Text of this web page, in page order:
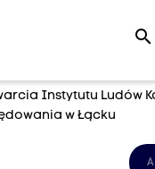
search
Instytutu Ludów
w Łącku
A